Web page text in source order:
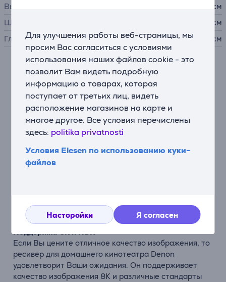
Для улучшения работы веб-страницы, мы
просим Вас согласиться с условиями
использования наших файлов cookie - это
позволит Вам видеть подробную
информацию о товарах, которая
поступает от третьих лиц, видеть
расположение магазинов на карте и
многое другое. Все условия перечислены
здесь: politika privatnosti
Условия Elesen по использованию куки-
файлов
Насторойки Я согласен
Высота
15,1 см
Ширина
43,4 см
Глубина
33,9 см
Описание
Иммерсивный звук
С ресивером для домашнего кинотеатра Denon
AVC-S670H Вы можете быть уверены в том, что звук
будет таким же мощным, как и качество
Dolby TrueHD, Dolby Digital, Dolby Digital Plus, DTS-
HD и DTS Surround, позволяя наслаждаться
изначально задуманы.
Поддержка 8K и HDR
Если Вы цените отличное качество изображения, то
ресивер для домашнего кинотеатра Denon
удовлетворит Ваши ожидания. Он поддерживает
качество изображения 8K и различные стандарты